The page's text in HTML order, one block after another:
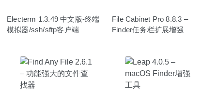
Electerm 1.3.49 中文版-终端
模拟器/ssh/sftp客户端
File Cabinet Pro 8.8.3 –
Finder任务栏扩展增强